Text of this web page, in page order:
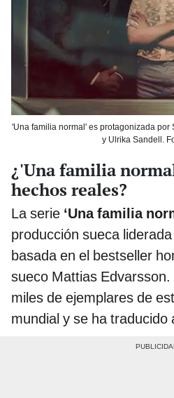
'Una familia normal' es protagonizada por
y Ulrika Sandell.
¿'Una familia
hechos reales?
La serie ‘Una familia
producción sueca
basada en el bestseller
sueco Mattias
miles de ejemplares de
mundial y se ha traducido